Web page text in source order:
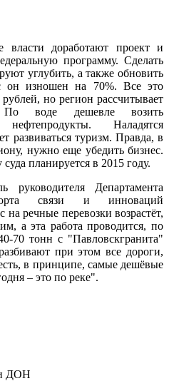
власти доработают проект и
программу. Сделать
углубить, а также обновить
он изношен на 70%. Все это
но регион рассчитывает
воде дешевле возить
Наладятся
развиваться туризм. Правда, в
нужно еще убедить бизнес.
планируется в 2015 году.
руководителя Департамента
связи и инноваций
речные перевозки возрастёт,
а эта работа проводится, по
70 тонн с "Павловскгранита"
при этом все дороги,
в принципе, самые дешёвые
– это по реке".
ДОН